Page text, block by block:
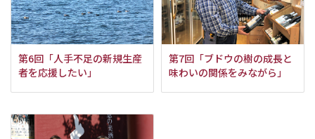
第6回「人手不足の新規生産
者を応援したい」
第7回「ブドウの樹の成長と
味わいの関係をみながら」